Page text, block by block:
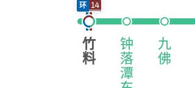
环 14
竹
料
钟
落
潭
九
佛